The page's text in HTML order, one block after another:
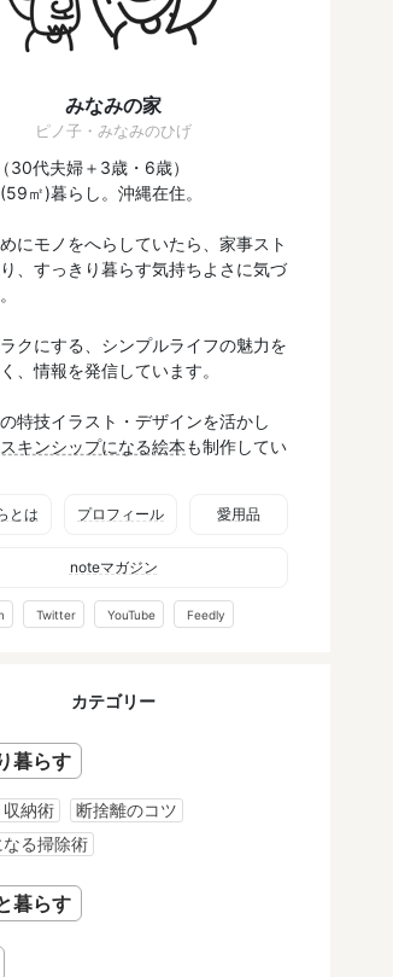
みなみの家
ピノ子・みなみのひげ
30代夫婦＋3歳・6歳）
㎡)暮らし。沖縄在住。
にモノをへらしていたら、家事スト
、すっきり暮らす気持ちよさに気づ
クにする、シンプルライフの魅力を
、情報を発信しています。
特技イラスト・デザインを活かし
キンシップになる絵本も制作してい
とは プロフィール 愛用品
noteマガジン
Twitter YouTube Feedly
カテゴリー
暮らす
納術
断捨離のコツ
る掃除術
暮らす